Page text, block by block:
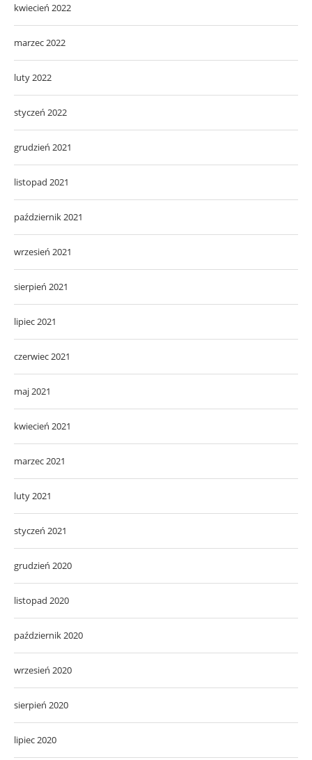
kwiecień 2022
marzec 2022
luty 2022
styczeń 2022
grudzień 2021
listopad 2021
październik 2021
wrzesień 2021
sierpień 2021
lipiec 2021
czerwiec 2021
maj 2021
kwiecień 2021
marzec 2021
luty 2021
styczeń 2021
grudzień 2020
listopad 2020
październik 2020
wrzesień 2020
sierpień 2020
lipiec 2020